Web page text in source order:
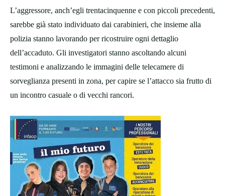
L’aggressore, anch’egli trentacinquenne e con piccoli precedenti,
sarebbe già stato individuato dai carabinieri, che insieme alla
polizia stanno lavorando per ricostruire ogni dettaglio
dell’accaduto. Gli investigatori stanno ascoltando alcuni
testimoni e analizzando le immagini delle telecamere di
sorveglianza presenti in zona, per capire se l’attacco sia frutto di
un incontro casuale o di vecchi rancori.